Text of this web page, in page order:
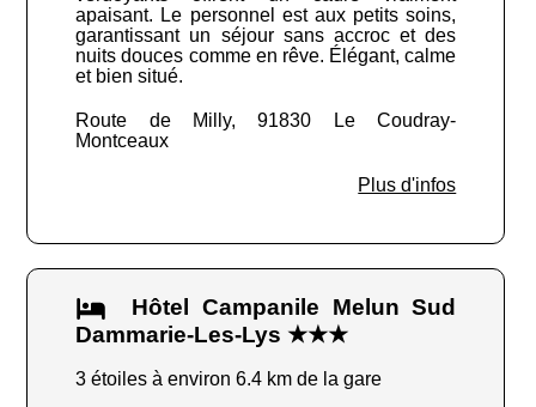
apaisant. Le personnel est aux petits soins,
garantissant un séjour sans accroc et des
nuits douces comme en rêve. Élégant, calme
et bien situé.
Route de Milly, 91830 Le Coudray-
Montceaux
Plus d'infos
Hôtel Campanile Melun Sud
Dammarie-Les-Lys ★★★
3 étoiles à environ 6.4 km de la gare